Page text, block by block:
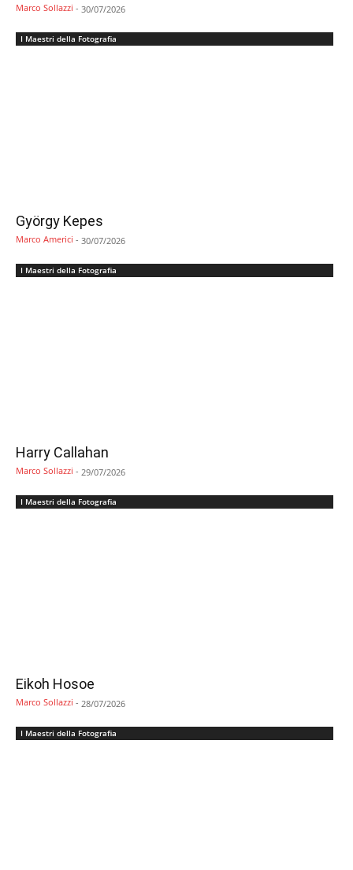
Marco Sollazzi - 30/07/2026
I Maestri della Fotografia
György Kepes
Marco Americi - 30/07/2026
I Maestri della Fotografia
Harry Callahan
Marco Sollazzi - 29/07/2026
I Maestri della Fotografia
Eikoh Hosoe
Marco Sollazzi - 28/07/2026
I Maestri della Fotografia